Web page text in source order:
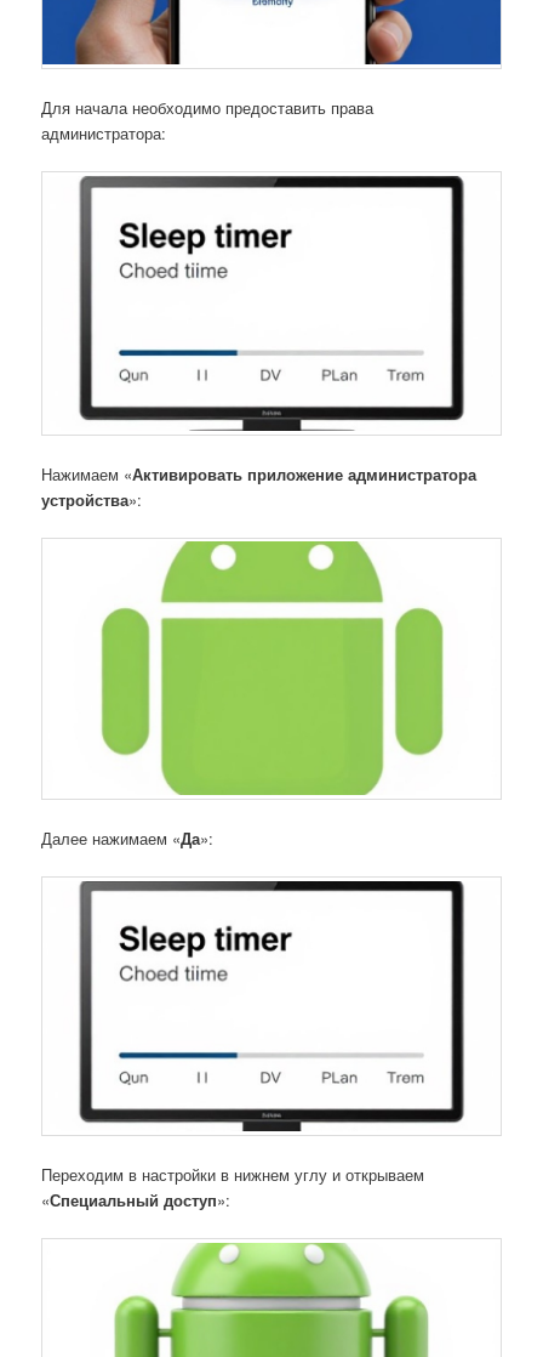
Для начала необходимо предоставить права
администратора:
Нажимаем «Активировать приложение администратора
устройства»:
Далее нажимаем «Да»:
Переходим в настройки в нижнем углу и открываем
«Специальный доступ»: